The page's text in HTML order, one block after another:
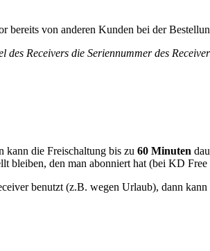
bereits von anderen Kunden bei der
des Receivers die Seriennummer des
kann die Freischaltung bis zu 60 Minuten
bleiben, den man abonniert hat (bei KD
benutzt (z.B. wegen Urlaub), dann